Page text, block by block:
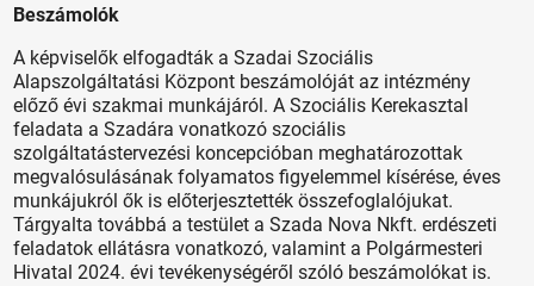
Beszámolók
A képviselők elfogadták a Szadai Szociális
Alapszolgáltatási Központ beszámolóját az intézmény
előző évi szakmai munkájáról. A Szociális Kerekasztal
feladata a Szadára vonatkozó szociális
szolgáltatástervezési koncepcióban meghatározottak
megvalósulásának folyamatos figyelemmel kísérése, éves
munkájukról ők is előterjesztették összefoglalójukat.
Tárgyalta továbbá a testület a Szada Nova Nkft. erdészeti
feladatok ellátásra vonatkozó, valamint a Polgármesteri
Hivatal 2024. évi tevékenységéről szóló beszámolókat is.